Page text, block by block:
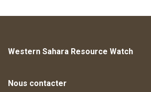
Western Sahara Resource Watch
Nous contacter